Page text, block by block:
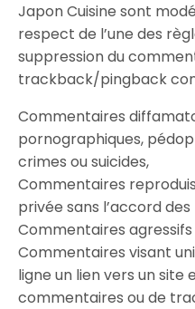
Japon Cuisine sont
respect de l’une des
suppression du
trackback/pingback
Commentaires
pornographiques,
crimes ou suicides,
Commentaires
privée sans l’accord
Commentaires agressifs
Commentaires visant
ligne un lien vers un site
commentaires ou de